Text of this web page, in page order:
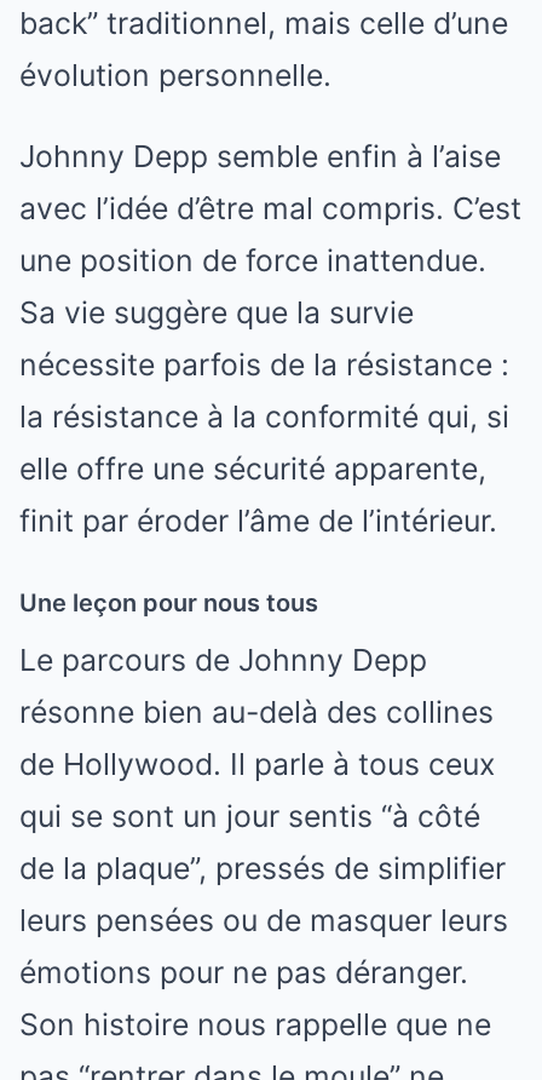
back” traditionnel, mais celle d’une
évolution personnelle.
Johnny Depp semble enfin à l’aise
avec l’idée d’être mal compris. C’est
une position de force inattendue.
Sa vie suggère que la survie
nécessite parfois de la résistance :
la résistance à la conformité qui, si
elle offre une sécurité apparente,
finit par éroder l’âme de l’intérieur.
Une leçon pour nous tous
Le parcours de Johnny Depp
résonne bien au-delà des collines
de Hollywood. Il parle à tous ceux
qui se sont un jour sentis “à côté
de la plaque”, pressés de simplifier
leurs pensées ou de masquer leurs
émotions pour ne pas déranger.
Son histoire nous rappelle que ne